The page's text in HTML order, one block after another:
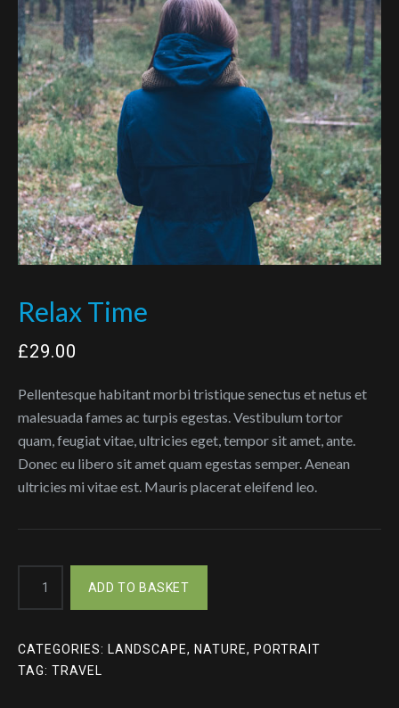
Relax Time
£29.00
Pellentesque habitant morbi tristique senectus et netus et
malesuada fames ac turpis egestas. Vestibulum tortor
quam, feugiat vitae, ultricies eget, tempor sit amet, ante.
Donec eu libero sit amet quam egestas semper. Aenean
ultricies mi vitae est. Mauris placerat eleifend leo.
ADD TO BASKET
CATEGORIES: LANDSCAPE, NATURE, PORTRAIT
TAG: TRAVEL